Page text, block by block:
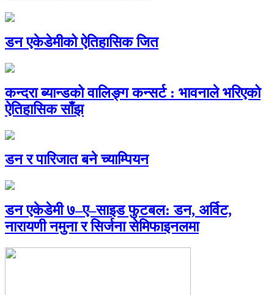
डन एकेडेमीको ऐतिहासिक जित
कन्दरा ब्यान्डको वालिङ्ग कन्सर्ट : भावनाले भरिएको
ऐतिहासिक साँझ
डन र पारिजात बने च्याम्पियन
डन एकेडेमी ७–ए–साइड फुटबल: डन, अर्विट,
नारायणी नमुना र सिर्जना सेमिफाइनलमा